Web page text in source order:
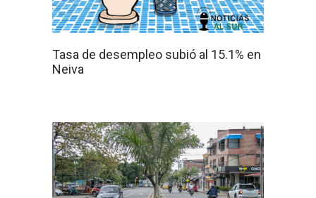
Tasa de desempleo subió al 15.1% en
Neiva